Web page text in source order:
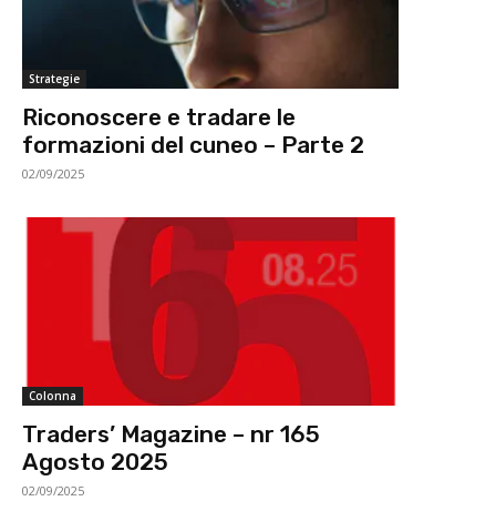
Strategie
Riconoscere e tradare le
formazioni del cuneo – Parte 2
02/09/2025
Colonna
Traders’ Magazine – nr 165
Agosto 2025
02/09/2025